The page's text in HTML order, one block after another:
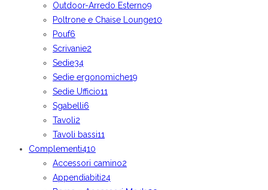
Outdoor-Arredo Esterno9
Poltrone e Chaise Lounge10
Pouf6
Scrivanie2
Sedie34
Sedie ergonomiche19
Sedie Ufficio11
Sgabelli6
Tavoli2
Tavoli bassi11
Complementi410
Accessori camino2
Appendiabiti24